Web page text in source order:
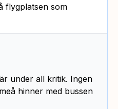
flygplatsen som
under all kritik. Ingen
hinner med bussen